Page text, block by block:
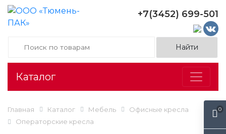
0
+7(3452) 699-501
Каталог
Главная Каталог Мебель
Офисные кресла
Операторские кресла